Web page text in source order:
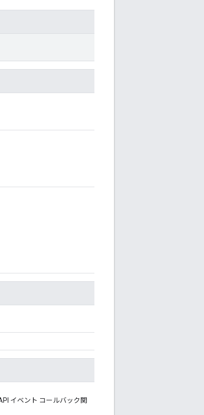
イベント コールバック関